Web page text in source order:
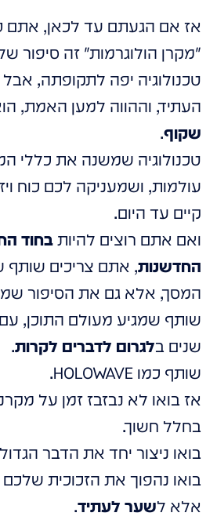
אז אם הגעתם עד לכאן, אתם
"מקרן הולוגרמות" זה סיפור
טכנולוגיה יפה לתקופתה,
העתיד, וההווה למען האמת,
שקוף.
טכנולוגיה שמשנה את כללי
עולמות, ושמעניקה לכם כוח
קיים עד היום.
ואם אתם רוצים להיותבחוד
החדשנות, אתם צריכים
המסך, אלא גם את הסיפור
שותף שמגיע מעולם התוכן,
שנים בלגרום לדברים לקרות.
שותף כמו HOLOWAVE.
אז בואו לא נבזבז זמן על
בחלל חשוך.
בואו ניצור יחד את הדבר
בואו נהפוך את הזכוכית
אלא לשער לעתיד.